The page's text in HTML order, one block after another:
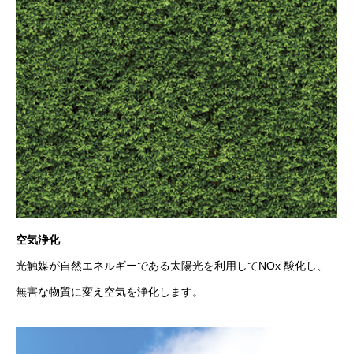
空気浄化
光触媒が自然エネルギーである太陽光を利用してNOx 酸化し、
無害な物質に変え空気を浄化します。